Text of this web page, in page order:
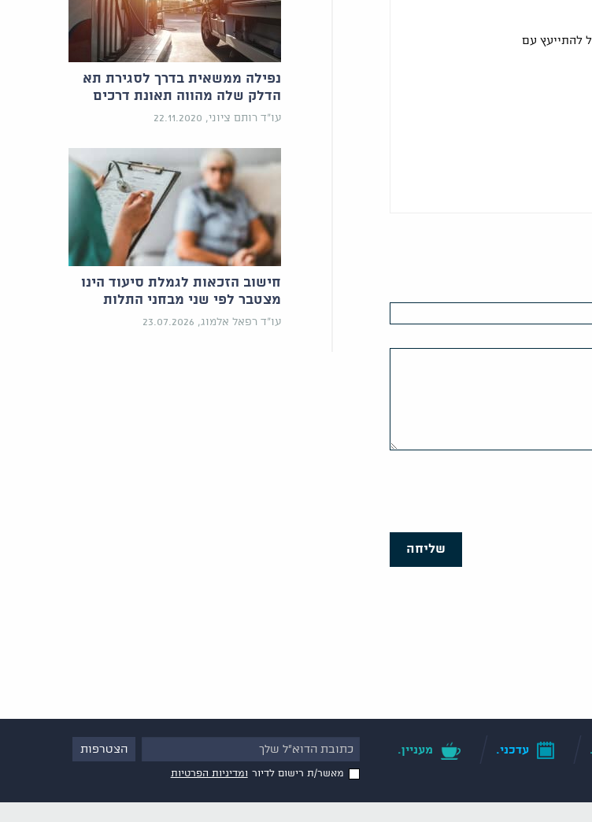
להתייעץ עם
שליחה
נפילה ממשאית בדרך לסגירת תא
הדלק שלה מהווה תאונת דרכים
עו"ד רותם ציוני, 22.11.2020
חישוב הזכאות לגמלת סיעוד הינו
מצטבר לפי שני מבחני התלות
עו"ד רפאל אלמוג, 23.07.2026
עדכני. מעניין.
מאשר/ת רישום לדיור ומדיניות הפרטיות